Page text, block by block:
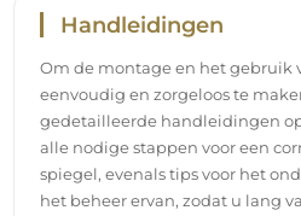
Handleidingen
Om de montage en het gebruik
eenvoudig en zorgeloos te
gedetailleerde handleidingen
alle nodige stappen voor een
spiegel, evenals tips voor het
het beheer ervan, zodat u lang